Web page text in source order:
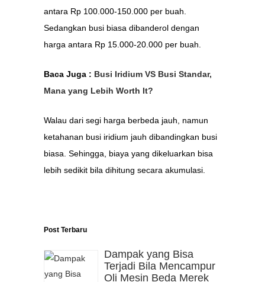
antara Rp 100.000-150.000 per buah.
Sedangkan busi biasa dibanderol dengan
harga antara Rp 15.000-20.000 per buah.
Baca Juga : Busi Iridium VS Busi Standar,
Mana yang Lebih Worth It?
Walau dari segi harga berbeda jauh, namun
ketahanan busi iridium jauh dibandingkan busi
biasa. Sehingga, biaya yang dikeluarkan bisa
lebih sedikit bila dihitung secara akumulasi.
Post Terbaru
Dampak yang Bisa
Terjadi Bila Mencampur
Oli Mesin Beda Merek